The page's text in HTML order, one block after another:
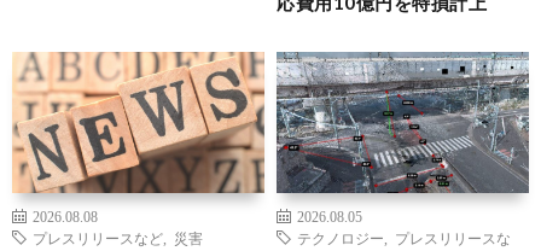
2026.08.08
プレスリリースなど
災害
2026.08.05
テクノロジー
プレスリリースな